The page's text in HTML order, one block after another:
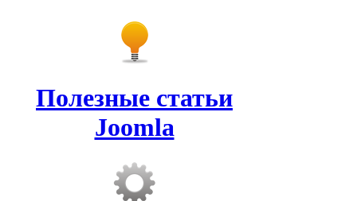
Полезные статьи
Joomla